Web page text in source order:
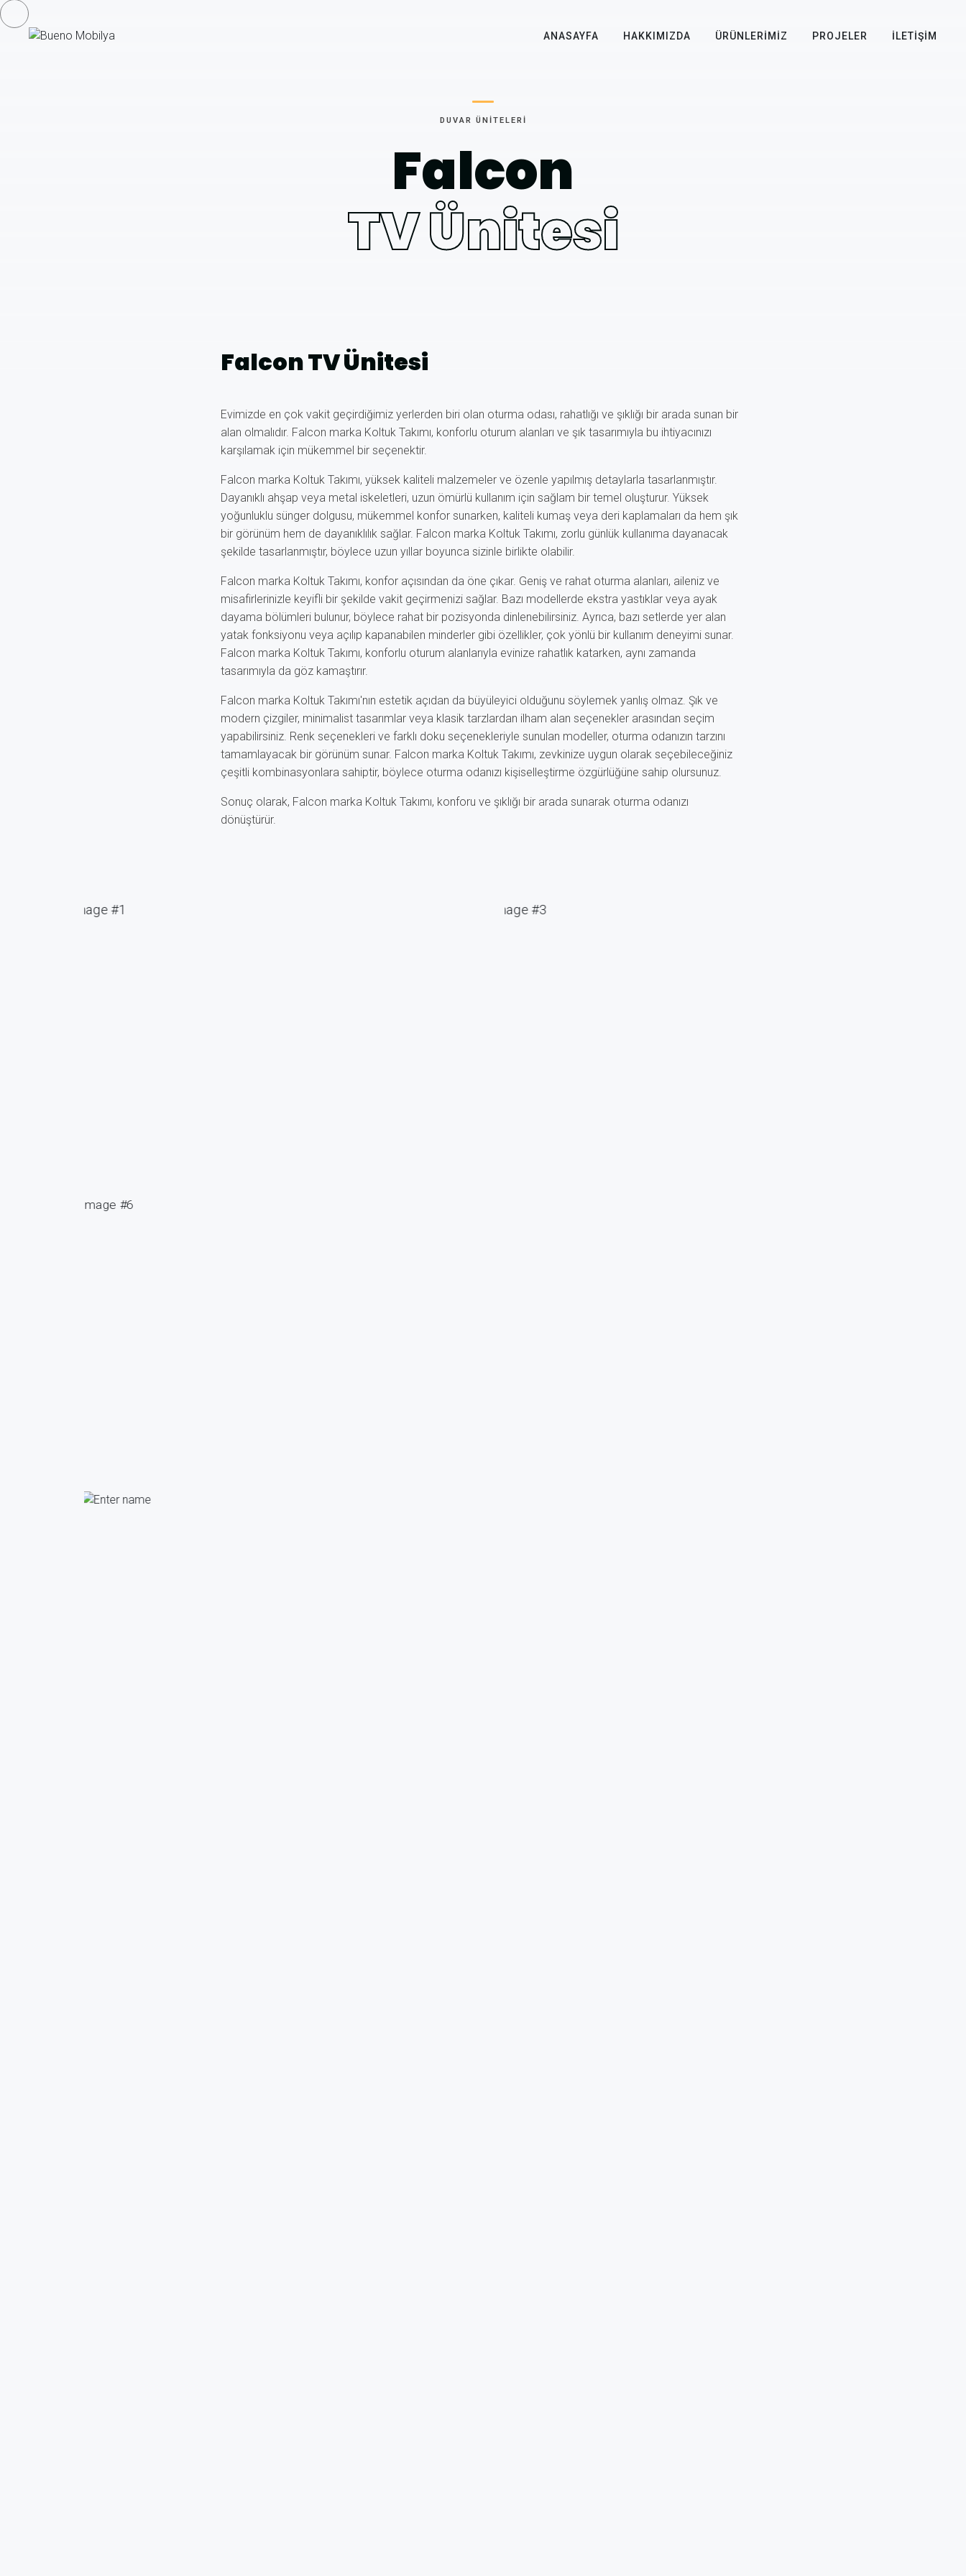
ANASAYFA HAKKIMIZDA ÜRÜNLERIMIZ PROJELER İLETIŞIM
DUVAR ÜNITELERI
Falcon
TV Ünitesi
Falcon TV Ünitesi
Evimizde en çok vakit geçirdiğimiz yerlerden biri olan oturma odası, rahatlığı ve şıklığı bir arada sunan bir
alan olmalıdır. Falcon marka Koltuk Takımı, konforlu oturum alanları ve şık tasarımıyla bu ihtiyacınızı
karşılamak için mükemmel bir seçenektir.
Falcon marka Koltuk Takımı, yüksek kaliteli malzemeler ve özenle yapılmış detaylarla tasarlanmıştır.
Dayanıklı ahşap veya metal iskeletleri, uzun ömürlü kullanım için sağlam bir temel oluşturur. Yüksek
yoğunluklu sünger dolgusu, mükemmel konfor sunarken, kaliteli kumaş veya deri kaplamaları da hem şık
bir görünüm hem de dayanıklılık sağlar. Falcon marka Koltuk Takımı, zorlu günlük kullanıma dayanacak
şekilde tasarlanmıştır, böylece uzun yıllar boyunca sizinle birlikte olabilir.
Falcon marka Koltuk Takımı, konfor açısından da öne çıkar. Geniş ve rahat oturma alanları, aileniz ve
misafirlerinizle keyifli bir şekilde vakit geçirmenizi sağlar. Bazı modellerde ekstra yastıklar veya ayak
dayama bölümleri bulunur, böylece rahat bir pozisyonda dinlenebilirsiniz. Ayrıca, bazı setlerde yer alan
yatak fonksiyonu veya açılıp kapanabilen minderler gibi özellikler, çok yönlü bir kullanım deneyimi sunar.
Falcon marka Koltuk Takımı, konforlu oturum alanlarıyla evinize rahatlık katarken, aynı zamanda
tasarımıyla da göz kamaştırır.
Falcon marka Koltuk Takımı'nın estetik açıdan da büyüleyici olduğunu söylemek yanlış olmaz. Şık ve
modern çizgiler, minimalist tasarımlar veya klasik tarzlardan ilham alan seçenekler arasından seçim
yapabilirsiniz. Renk seçenekleri ve farklı doku seçenekleriyle sunulan modeller, oturma odanızın tarzını
tamamlayacak bir görünüm sunar. Falcon marka Koltuk Takımı, zevkinize uygun olarak seçebileceğiniz
çeşitli kombinasyonlara sahiptir, böylece oturma odanızı kişiselleştirme özgürlüğüne sahip olursunuz.
Sonuç olarak, Falcon marka Koltuk Takımı, konforu ve şıklığı bir arada sunarak oturma odanızı
dönüştürür.